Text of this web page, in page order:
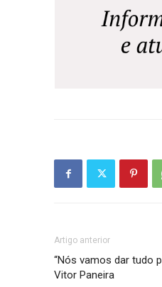
Artigo anterior
“Nós vamos dar tudo
Vitor Paneira